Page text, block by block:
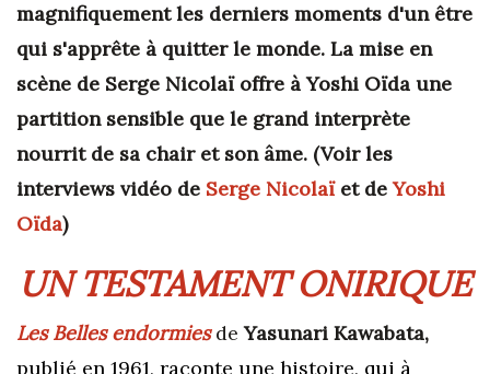
magnifiquement les derniers moments d'un être
qui s'apprête à quitter le monde. La mise en
scène de Serge Nicolaï offre à Yoshi Oïda une
partition sensible que le grand interprète
nourrit de sa chair et son âme. (Voir les
interviews vidéo de Serge Nicolaï et de Yoshi
Oïda)
UN TESTAMENT ONIRIQUE
Les Belles endormiesdeYasunari Kawabata,
publié en 1961, raconte une histoire, qui à